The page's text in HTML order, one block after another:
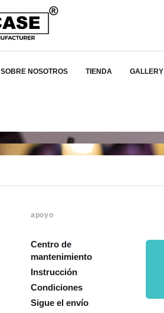
SOBRE NOSOTROS TIENDA GALLERY
apoyo
Centro de
mantenimiento
Instrucción
Condiciones
Sigue el envío